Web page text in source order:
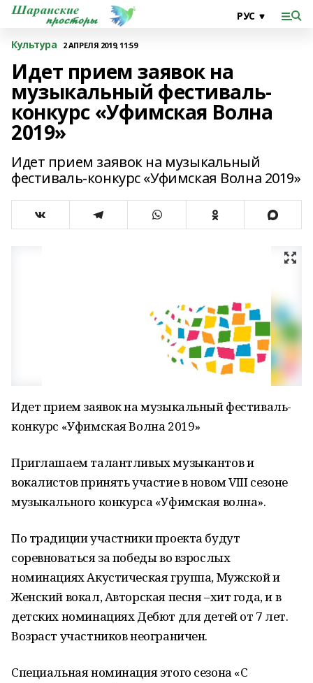
Культура 2 АПРЕЛЯ 2019, 11:59
Идет прием заявок на
музыкальный фестиваль-
конкурс «Уфимская Волна
2019»
Идет прием заявок на музыкальный
фестиваль-конкурс «Уфимская Волна 2019»
Идет прием заявок на музыкальный фестиваль-
конкурс «Уфимская Волна 2019»
Приглашаем талантливых музыкантов и
вокалистов принять участие в новом VIII сезоне
музыкального конкурса «Уфимская волна».
По традиции участники проекта будут
соревноваться за победы во взрослых
номинациях Акустическая группа, Мужской и
Женский вокал, Авторская песня –хит года, и в
детских номинациях Дебют для детей от 7 лет.
Возраст участников неограничен.
Специальная номинация этого сезона «С